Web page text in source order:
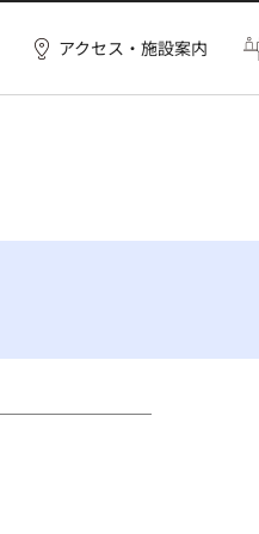
アクセス・施設案内